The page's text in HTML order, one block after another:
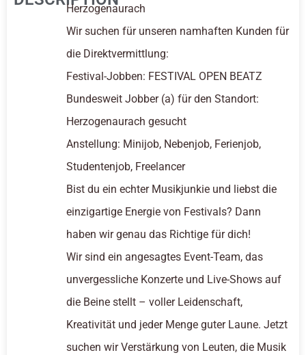
Herzogenaurach
Wir suchen für unseren namhaften Kunden für
die Direktvermittlung:
Festival-Jobben: FESTIVAL OPEN BEATZ
Bundesweit Jobber (a) für den Standort:
Herzogenaurach gesucht
Anstellung: Minijob, Nebenjob, Ferienjob,
Studentenjob, Freelancer
Bist du ein echter Musikjunkie und liebst die
einzigartige Energie von Festivals? Dann
haben wir genau das Richtige für dich!
Wir sind ein angesagtes Event-Team, das
unvergessliche Konzerte und Live-Shows auf
die Beine stellt – voller Leidenschaft,
Kreativität und jeder Menge guter Laune. Jetzt
suchen wir Verstärkung von Leuten, die Musik